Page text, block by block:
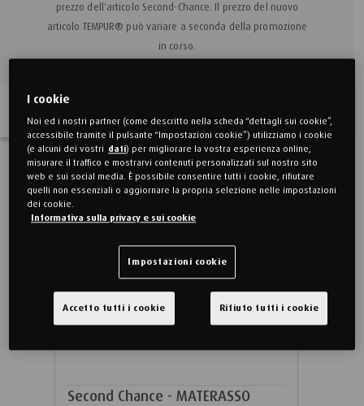
prezzo dell'articolo Second-Chance. Il prezzo del nuovo
articolo TEMPUR® può variare a seconda della promozione
in corso.
Second Chance
Second Chance - MATERASSO
I cookie
Noi ed i nostri partner (come descritto nella scheda “dettagli sui cookie”,
accessibile tramite il pulsante “Impostazioni cookie”) utilizziamo i cookie
(e alcuni dei vostri dati) per migliorare la vostra esperienza online,
misurare il traffico e mostrarvi contenuti personalizzati sul nostro sito
web e sui social media. È possibile consentire tutti i cookie, rifiutare
quelli non essenziali o aggiornare la propria selezione nelle impostazioni
dei cookie.
Informativa sulla privacy e sui cookie
Impostazioni cookie
Rifiuto tutti i cookie
Accetto tutti i cookie